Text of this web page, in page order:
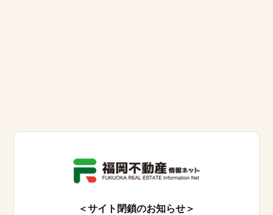
＜サイト閉鎖のお知らせ＞